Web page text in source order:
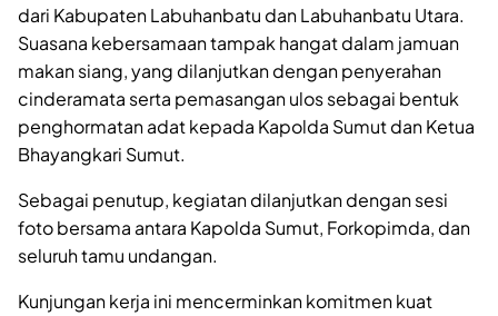
dari Kabupaten Labuhanbatu dan Labuhanbatu Utara.
Suasana kebersamaan tampak hangat dalam jamuan
makan siang, yang dilanjutkan dengan penyerahan
cinderamata serta pemasangan ulos sebagai bentuk
penghormatan adat kepada Kapolda Sumut dan Ketua
Bhayangkari Sumut.
Sebagai penutup, kegiatan dilanjutkan dengan sesi
foto bersama antara Kapolda Sumut, Forkopimda, dan
seluruh tamu undangan.
Kunjungan kerja ini mencerminkan komitmen kuat